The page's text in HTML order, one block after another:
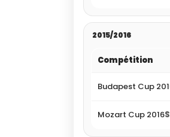
2015/2016
Compétition
Budapest Cup
Mozart Cup 2016